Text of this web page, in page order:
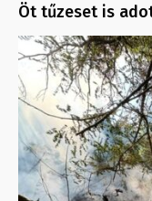
Öt tűzeset is